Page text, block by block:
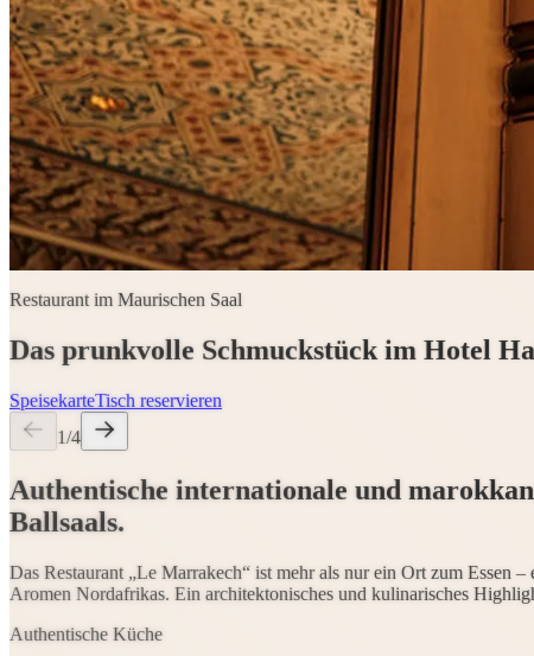
Restaurant im Maurischen Saal
Das prunkvolle Schmuckstück im Hotel
SpeisekarteTisch reservieren
1/4
Authentische internationale und
Ballsaals.
Das Restaurant „Le Marrakech“ ist mehr als nur ein Ort zum Essen
Aromen Nordafrikas. Ein architektonisches und kulinarisches
Authentische Küche